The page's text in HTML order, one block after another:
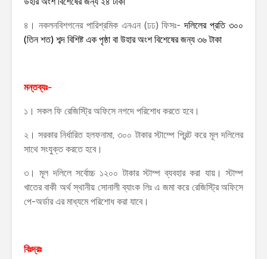
৪। নকলনবিশগনের পারিশ্রমিক এনএন (ঢঢ) ফিসঃ-দলিলেরপ্রতি ৩০০
(তিন শত) শব্দ বিশিষ্ট এক পৃষ্ঠা বা উহার অংশ বিশেষের জন্য ৩৬ টাকা
মন্তব্যঃ-
১। সকল ফি রেজিস্ট্রি অফিসে নগদে পরিশোধ করতে হবে।
২। সরকার নির্ধারিত হলফনামা, ৩০০ টাকার স্টাম্পে প্রিন্ট করে মূল দলিলের
সাথে সংযুক্ত করতে হবে।
৩। মূল দলিলে সর্বোচ্চ ১২০০ টাকার স্টাম্প ব্যবহার করা যায়। স্টাম্প
খাতের বাকী অর্থ স্থানীয় সোনালী ব্যাংক লিঃ এ জমা করে রেজিস্ট্রি অফিসে
পে-অর্ডার এর মাধ্যমে পরিশোধ করা যাবে।
বিঃদ্রঃ